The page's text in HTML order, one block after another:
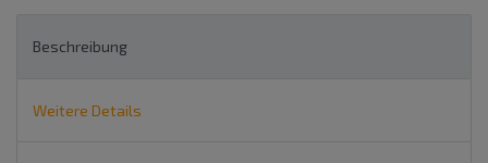
Beschreibung
Weitere Details